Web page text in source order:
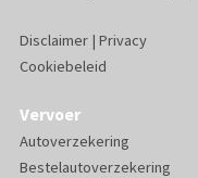
Disclaimer| Privacy
Cookiebeleid
Vervoer
Autoverzekering
Bestelautoverzekering